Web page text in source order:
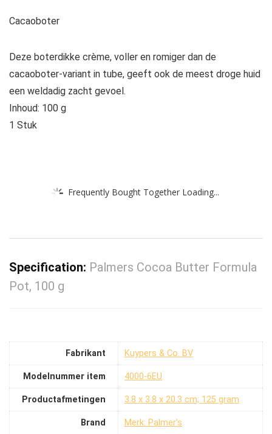
Cacaoboter
Deze boterdikke crème, voller en romiger dan de
cacaoboter-variant in tube, geeft ook de meest droge huid
een weldadig zacht gevoel.
Inhoud: 100 g
1 Stuk
Frequently Bought Together Loading...
Specification: Palmers Cocoa Butter Formula
Pot, 100 g
Fabrikant ‎Kuypers & Co. BV
Modelnummer item ‎4000-6EU
Productafmetingen ‎3.8 x 3.8 x 20.3 cm; 125 gram
Brand Merk: Palmer's